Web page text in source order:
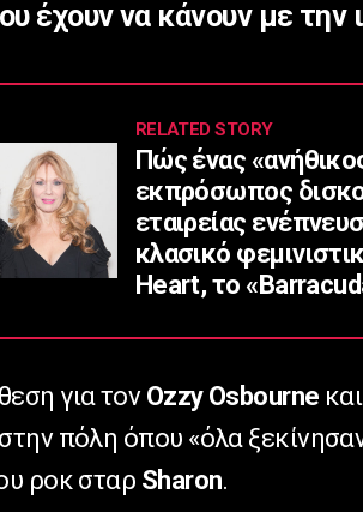
έχουν να κάνουν με την
RELATED STORY
Πώς ένας
εκπρόσωπος
εταιρείας
κλασικό
Heart, το
για τονOzzy Osbourne
πόλη όπου «όλα
ροκ σταρ Sharon.